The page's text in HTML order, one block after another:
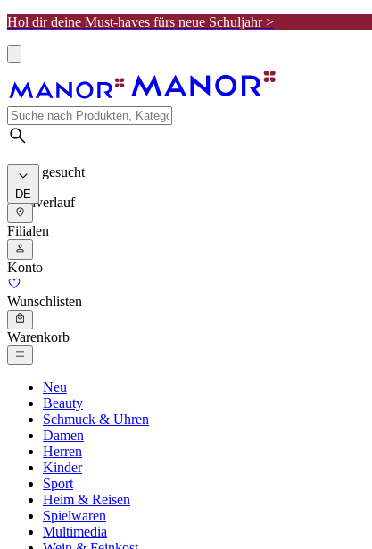
Hol dir deine Must-haves fürs neue Schuljahr >
Meist gesucht
Suchverlauf
DE
Filialen
Konto
Wunschlisten
Warenkorb
Neu
Beauty
Schmuck & Uhren
Damen
Herren
Kinder
Sport
Heim & Reisen
Spielwaren
Multimedia